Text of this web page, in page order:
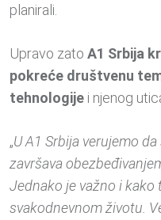
planirali.
Upravo zato A1 Srbija
pokreće društvenu
tehnologije i njenog
„U A1 Srbija verujemo
završava
Jednako je važno i
svakodnevnom životu.